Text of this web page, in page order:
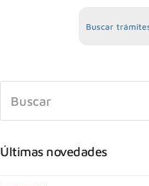
Últimas novedades